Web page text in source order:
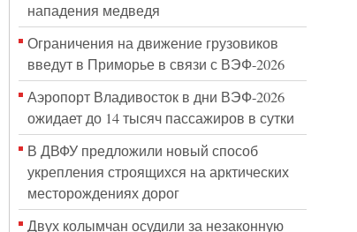
нападения медведя
Ограничения на движение грузовиков
введут в Приморье в связи с ВЭФ-2026
Аэропорт Владивосток в дни ВЭФ-2026
ожидает до 14 тысяч пассажиров в сутки
В ДВФУ предложили новый способ
укрепления строящихся на арктических
месторождениях дорог
Двух колымчан осудили за незаконную